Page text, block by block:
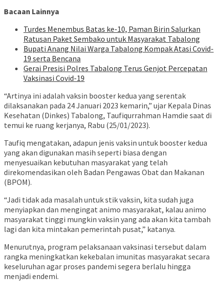
Bacaan Lainnya
Turdes Menembus Batas ke-10, Paman Birin Salurkan
Ratusan Paket Sembako untuk Masyarakat Tabalong
Bupati Anang Nilai Warga Tabalong Kompak Atasi Covid-
19 serta Bencana
Gerai Presisi Polres Tabalong Terus Genjot Percepatan
Vaksinasi Covid-19
“Artinya ini adalah vaksin booster kedua yang serentak
dilaksanakan pada 24 Januari 2023 kemarin,” ujar Kepala Dinas
Kesehatan (Dinkes) Tabalong, Taufiqurrahman Hamdie saat di
temui ke ruang kerjanya, Rabu (25/01/2023).
Taufiq mengatakan, adapun jenis vaksin untuk booster kedua
yang akan digunakan masih seperti biasa dengan
menyesuaikan kebutuhan masyarakat yang telah
direkomendasikan oleh Badan Pengawas Obat dan Makanan
(BPOM).
“Jadi tidak ada masalah untuk stik vaksin, kita sudah juga
menyiapkan dan mengingat animo masyarakat, kalau animo
masyarakat tinggi mungkin vaksin yang ada akan kita tambah
lagi dan kita mintakan pemerintah pusat,” katanya.
Menurutnya, program pelaksanaan vaksinasi tersebut dalam
rangka meningkatkan kekebalan imunitas masyarakat secara
keseluruhan agar proses pandemi segera berlalu hingga
menjadi endemi.